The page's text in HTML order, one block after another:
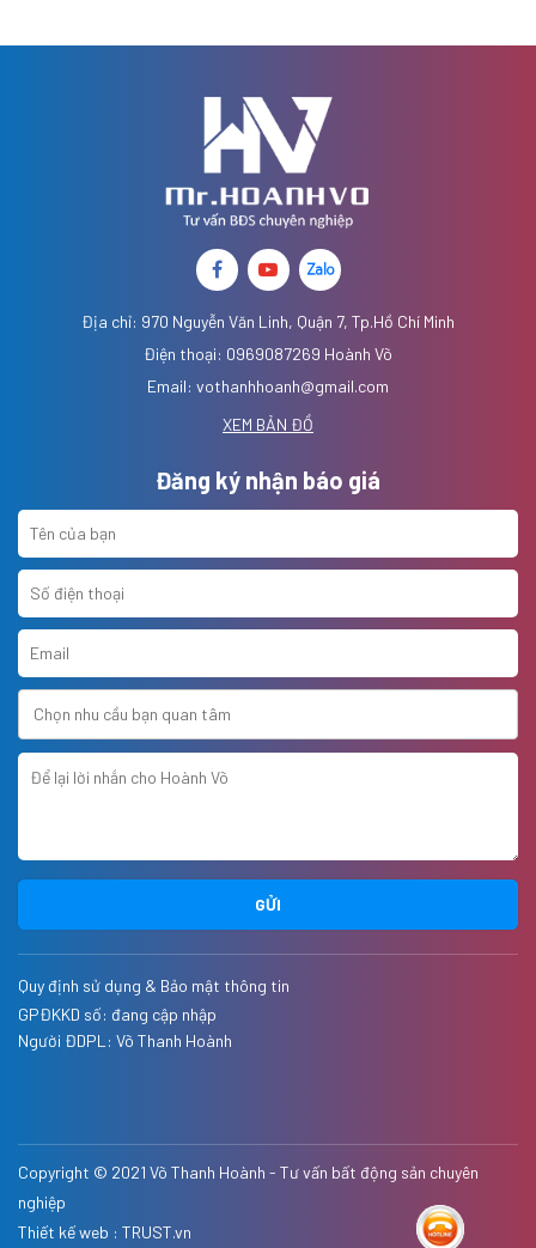
Địa chỉ: 970 Nguyễn Văn Linh, Quận 7, Tp.Hồ Chí Minh
Điện thoại: 0969087269 Hoành Võ
Email: vothanhhoanh@gmail.com
XEM BẢN ĐỒ
Đăng ký nhận báo giá
GỬI
Quy định sử dụng & Bảo mật thông tin
GPĐKKD số: đang cập nhập
Người ĐDPL: Võ Thanh Hoành
Copyright © 2021 Võ Thanh Hoành - Tư vấn bất động sản chuyên
nghiệp
Thiết kế web : TRUST.vn